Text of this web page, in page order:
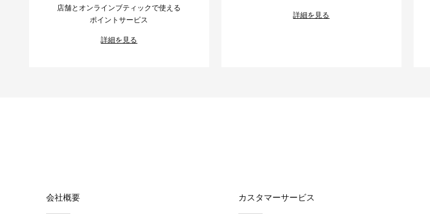
店舗とオンラインブティックで使える
ポイントサービス
詳細を見る
詳細を見る
会社概要 カスタマーサービス